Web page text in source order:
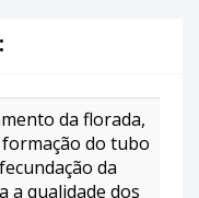
da florada,
do tubo
da
a qualidade dos